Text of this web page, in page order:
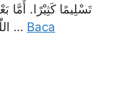
تَسْلِيمًا كَثِيْرًا.
اللّٰهِ، فَقَدْ فَازَ الْمُتَّقُوْنَ، قَالَ اللّٰهُ تَعَالَى … Baca